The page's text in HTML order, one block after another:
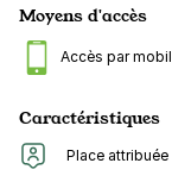
Moyens d'accès
Accès par
Caractéristiques
Place attribuée